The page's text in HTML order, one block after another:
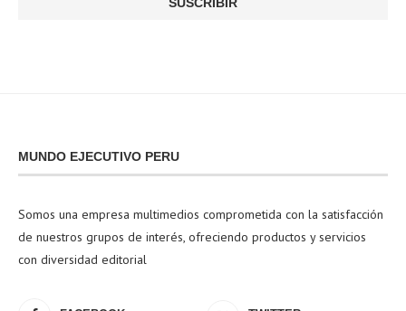
MUNDO EJECUTIVO PERU
Somos una empresa multimedios comprometida con la satisfacción
de nuestros grupos de interés, ofreciendo productos y servicios
con diversidad editorial